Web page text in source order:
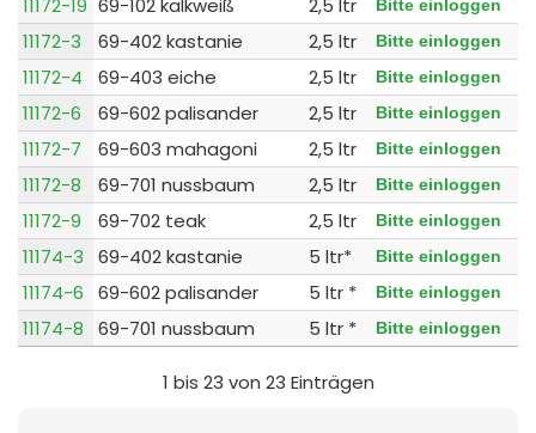
11172-19 69-102 kalkweiß 2,5 ltr Bitte einloggen
11172-3 69-402 kastanie 2,5 ltr Bitte einloggen
11172-4 69-403 eiche 2,5 ltr Bitte einloggen
11172-6 69-602 palisander 2,5 ltr Bitte einloggen
11172-7 69-603 mahagoni 2,5 ltr Bitte einloggen
11172-8 69-701 nussbaum 2,5 ltr Bitte einloggen
11172-9 69-702 teak 2,5 ltr Bitte einloggen
11174-3 69-402 kastanie 5 ltr* Bitte einloggen
11174-6 69-602 palisander 5 ltr * Bitte einloggen
11174-8 69-701 nussbaum 5 ltr * Bitte einloggen
1 bis 23 von 23 Einträgen